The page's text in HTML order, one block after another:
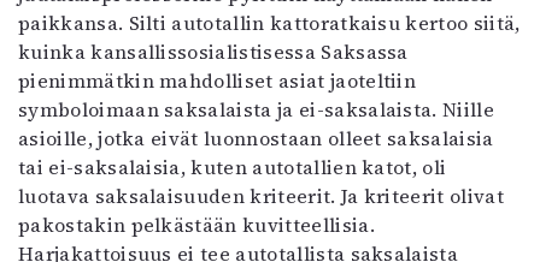
paikkansa. Silti autotallin kattoratkaisu kertoo siitä,
kuinka kansallissosialistisessa Saksassa
pienimmätkin mahdolliset asiat jaoteltiin
symboloimaan saksalaista ja ei-saksalaista. Niille
asioille, jotka eivät luonnostaan olleet saksalaisia
tai ei-saksalaisia, kuten autotallien katot, oli
luotava saksalaisuuden kriteerit. Ja kriteerit olivat
pakostakin pelkästään kuvitteellisia.
Harjakattoisuus ei tee autotallista saksalaista